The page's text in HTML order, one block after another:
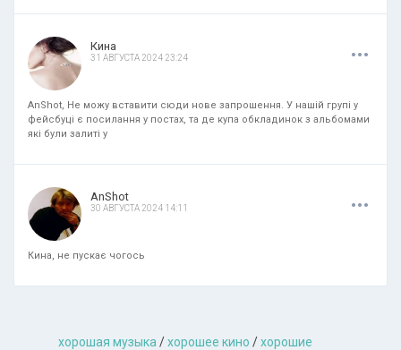
Кина
31 АВГУСТА 2024 23:24 ...
AnShot, Не можу вставити сюди нове запрошення. У нашій групі у
фейсбуці є посилання у постах, та де купа обкладинок з альбомами
які були залиті у
AnShot
30 АВГУСТА 2024 14:11 ...
Кина, не пускає чогось
хорошая музыкa /хорошее кино /хорошие